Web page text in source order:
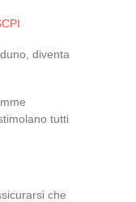
diventa
tutti
che